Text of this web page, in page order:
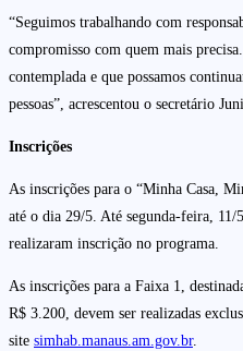
“Seguimos trabalhando com
compromisso com quem mais
contemplada e que possamos
pessoas”, acrescentou o secretário
Inscrições
As inscrições para o “Minha Casa,
até o dia 29/5. Até segunda-feira, 11/
realizaram inscrição no programa.
As inscrições para a Faixa 1,
R$ 3.200, devem ser realizadas
site simhab.manaus.am.gov.br.